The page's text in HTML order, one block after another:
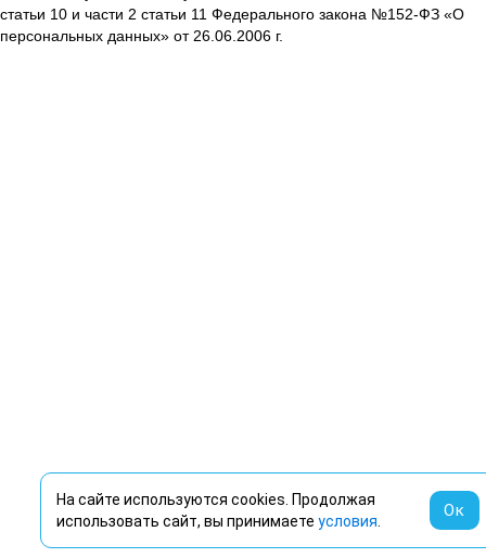
статьи 10 и части 2 статьи 11 Федерального закона №152-ФЗ «О
персональных данных» от 26.06.2006 г.
На сайте используются cookies. Продолжая
использовать сайт, вы принимаете условия
Ок